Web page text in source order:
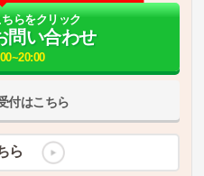
付はこちら
らをクリック
問い合わせ
ら